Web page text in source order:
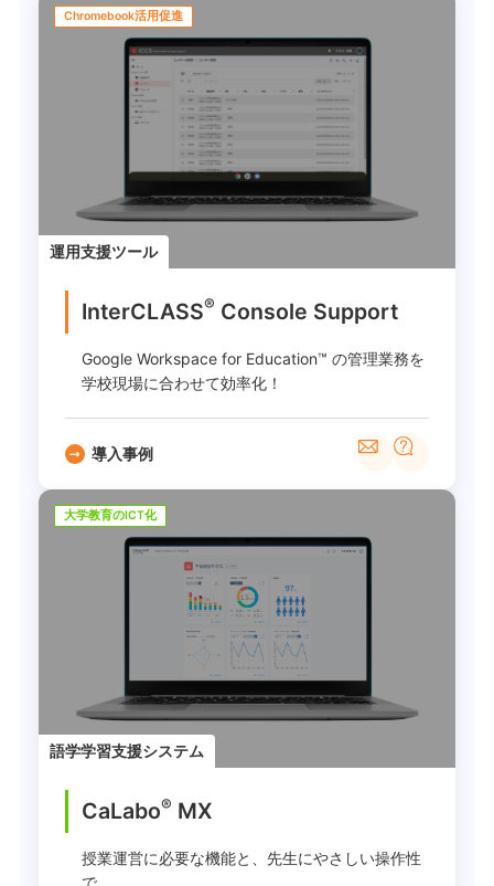
Chromebook活用促進
運用支援ツール
InterCLASS® ︎ Console Support
Google Workspace for Education™ の管理業務を
学校現場に合わせて効率化！
導入事例
大学教育のICT化
語学学習支援システム
CaLabo® MX
授業運営に必要な機能と、先生にやさしい操作性